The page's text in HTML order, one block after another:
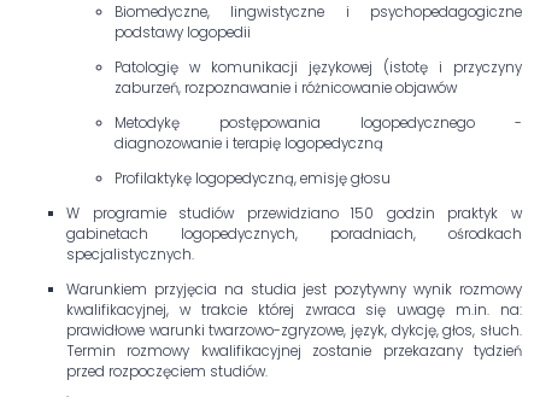
Biomedyczne, lingwistyczne i psychopedagogiczne
podstawy logopedii
Patologię w komunikacji językowej (istotę i przyczyny
zaburzeń, rozpoznawanie i różnicowanie objawów
Metodykę postępowania logopedycznego -
diagnozowanie i terapię logopedyczną
Profilaktykę logopedyczną, emisję głosu
W programie studiów przewidziano 150 godzin praktyk w
gabinetach logopedycznych, poradniach, ośrodkach
specjalistycznych.
Warunkiem przyjęcia na studia jest pozytywny wynik rozmowy
kwalifikacyjnej, w trakcie której zwraca się uwagę m.in. na:
prawidłowe warunki twarzowo-zgryzowe, język, dykcję, głos, słuch.
Termin rozmowy kwalifikacyjnej zostanie przekazany tydzień
przed rozpoczęciem studiów.
.